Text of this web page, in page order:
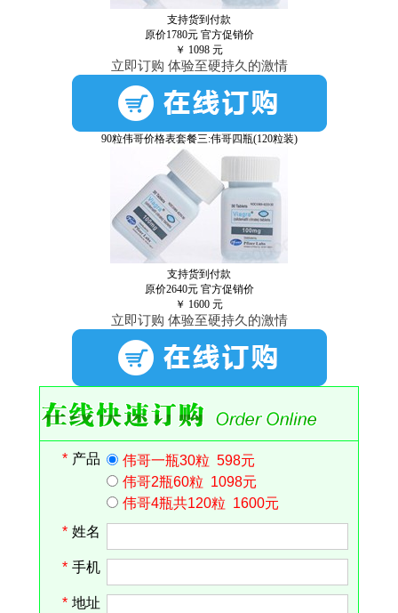
支持货到付款
原价1780元 官方促销价
￥ 1098 元
立即订购 体验至硬持久的激情
90粒伟哥价格表套餐三:伟哥四瓶(120粒装)
支持货到付款
原价2640元 官方促销价
￥ 1600 元
立即订购 体验至硬持久的激情